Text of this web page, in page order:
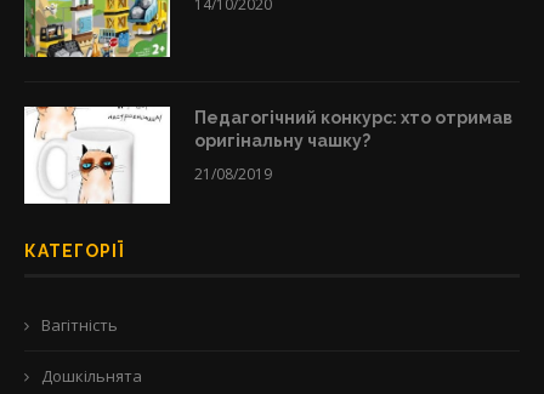
14/10/2020
Педагогічний конкурс: хто отримав
оригінальну чашку?
21/08/2019
КАТЕГОРІЇ
Вагітність
Дошкільнята